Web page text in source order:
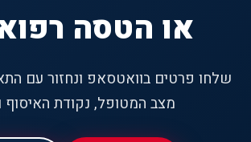
או הטסה
שלחו פרטים בוואטסאפ ונחזור עם
מצב המטופל, נקודת האיסוף